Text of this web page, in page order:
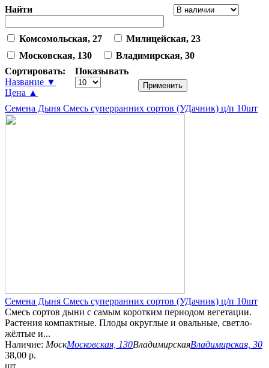
Найти
Комсомольская, 27
Милицейская, 23
Московская, 130
Владимирская, 30
Сортировать:
Название ▼
Цена ▲
Показывать
Семена Дыня Смесь суперранних сортов (УДачник) ц/п 10шт
Семена Дыня Смесь суперранних сортов (УДачник) ц/п 10шт
Смесь сортов дыни с самым коротким периодом вегетации.
Растения компактные. Плоды округлые и овальные, светло-
жёлтые и...
Наличие: МоскМосковская, 130ВладимирскаяВладимирская, 30
38,00 р.